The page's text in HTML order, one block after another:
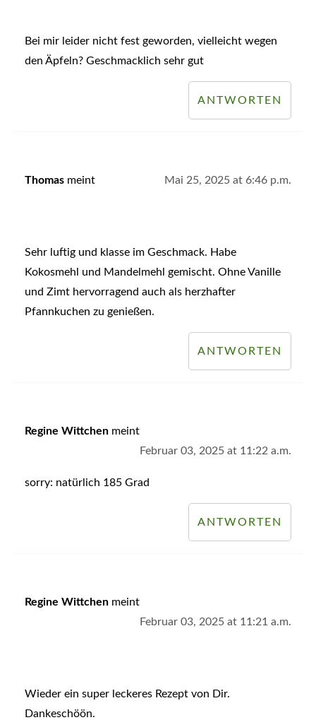
Bei mir leider nicht fest geworden, vielleicht wegen
den Äpfeln? Geschmacklich sehr gut
ANTWORTEN
Thomas meint Mai 25, 2025 at 6:46 p.m.
Sehr luftig und klasse im Geschmack. Habe
Kokosmehl und Mandelmehl gemischt. Ohne Vanille
und Zimt hervorragend auch als herzhafter
Pfannkuchen zu genießen.
ANTWORTEN
Regine Wittchen meint
Februar 03, 2025 at 11:22 a.m.
sorry: natürlich 185 Grad
ANTWORTEN
Regine Wittchen meint
Februar 03, 2025 at 11:21 a.m.
Wieder ein super leckeres Rezept von Dir.
Dankeschöön.